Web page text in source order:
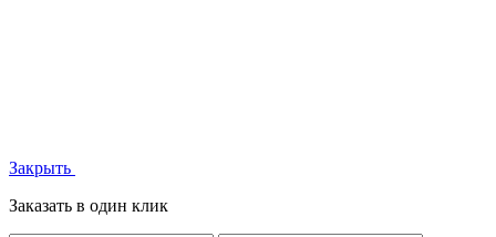
Закрыть
Заказать в один клик